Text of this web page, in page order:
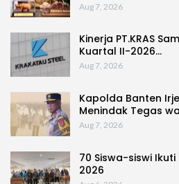
Aug 7, 2026
Kinerja PT.KRAS
Kuartal II-2026…
Aug 7, 2026
Kapolda Banten
Menindak Tegas
Aug 7, 2026
70 Siswa-siswi Ikuti
2026